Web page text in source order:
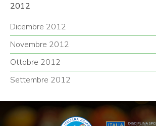
2012
Dicembre 2012
Novembre 2012
Ottobre 2012
Settembre 2012